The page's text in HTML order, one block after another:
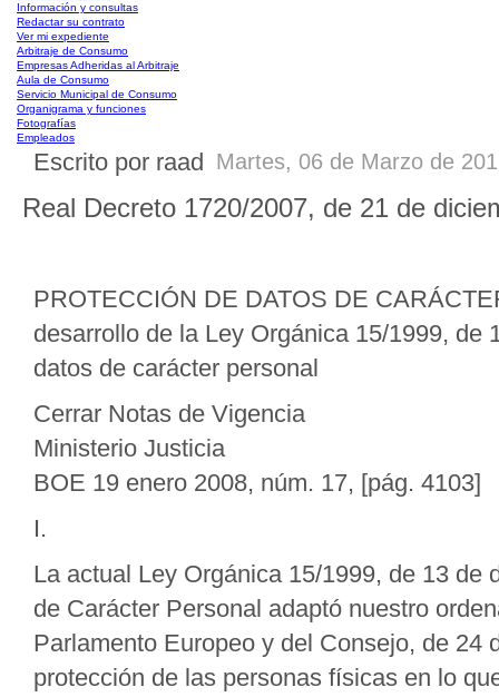
Información y consultas
Redactar su contrato
Ver mi expediente
Arbitraje de Consumo
Empresas Adheridas al Arbitraje
Aula de Consumo
Servicio Municipal de Consumo
Organigrama y funciones
Fotografías
Empleados
Escrito por raad Martes, 06 de Marzo de
Real Decreto 1720/2007, de 21 de
PROTECCIÓN DE DATOS DE
desarrollo de la Ley Orgánica 15/1999, de
datos de carácter personal
Cerrar Notas de Vigencia
Ministerio Justicia
BOE 19 enero 2008, núm. 17, [pág. 4103]
I.
La actual Ley Orgánica 15/1999, de 13 de
de Carácter Personal adaptó nuestro
Parlamento Europeo y del Consejo, de 24
protección de las personas físicas en lo